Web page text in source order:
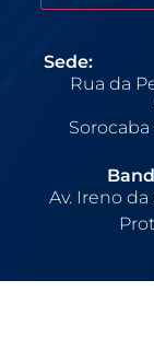
Sede:
Rua da
Av. Ireno